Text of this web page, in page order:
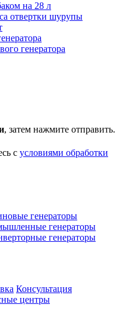
на 28 л
отвертки шурупы
генератора
, затем нажмите отправить.
с условиями обработки
генераторы
генераторы
генераторы
Консультация
центры